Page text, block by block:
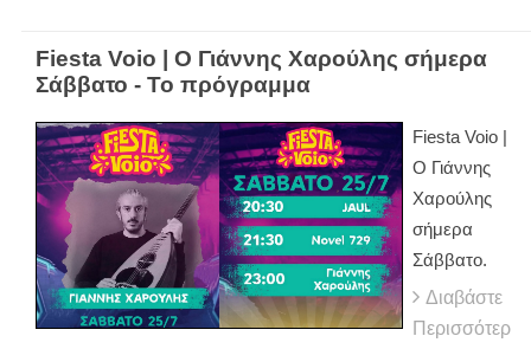
Fiesta Voio | Ο Γιάννης Χαρούλης σήμερα
Σάββατο - Το πρόγραμμα
Fiesta Voio |
Ο Γιάννης
Χαρούλης
σήμερα
Σάββατο.
Διαβάστε
Περισσότερ